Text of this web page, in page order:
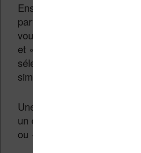
Ensuite, vous allez devoir
parties du livre que vous
vous pouvez utiliser les
et « control » de votre
sélectionner plusieurs
simplement choisir de tout
Une fois cela fait, vous
un des boutons « Traduire
ou « Tout traduire ».